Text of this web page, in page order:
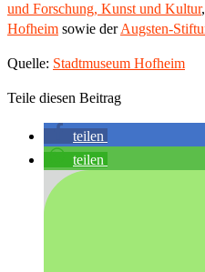
und Forschung, Kunst und Kultur
Hofheim sowie derAugsten-
Quelle: Stadtmuseum Hofheim
Teile diesen Beitrag
teilen
teilen